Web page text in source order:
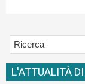
L'ATTUALITÀ